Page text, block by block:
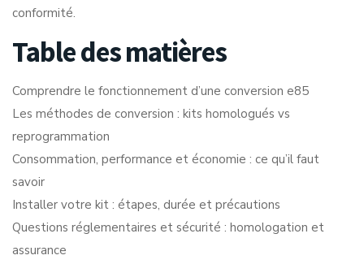
conformité.
Table des matières
Comprendre le fonctionnement d’une conversion e85
Les méthodes de conversion : kits homologués vs
reprogrammation
Consommation, performance et économie : ce qu’il faut
savoir
Installer votre kit : étapes, durée et précautions
Questions réglementaires et sécurité : homologation et
assurance